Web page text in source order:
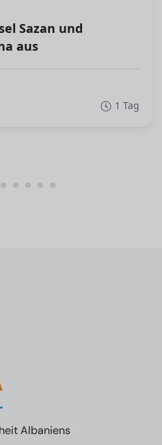
Sazan und
aus
1 Tag
Albaniens